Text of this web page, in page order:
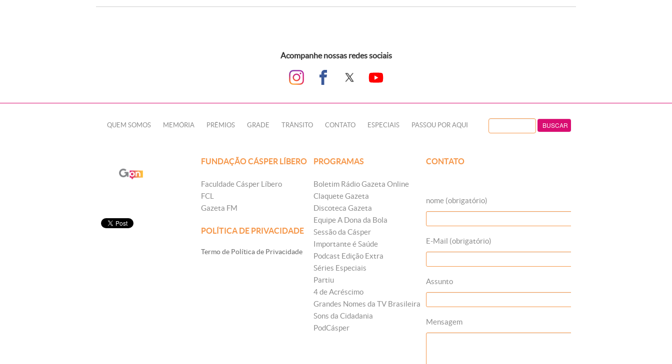
Acompanhe nossas redes sociais
QUEM SOMOS MEMÓRIA PRÊMIOS GRADE TRÂNSITO CONTATO ESPECIAIS PASSOU POR AQUI
FUNDAÇÃO CÁSPER LÍBERO
Faculdade Cásper Líbero
FCL
Gazeta FM
POLÍTICA DE PRIVACIDADE
Termo de Política de Privacidade
PROGRAMAS
Boletim Rádio Gazeta Online
Claquete Gazeta
Discoteca Gazeta
Equipe A Dona da Bola
Sessão da Cásper
Importante é Saúde
Podcast Edição Extra
Séries Especiais
Partiu
4 de Acréscimo
Grandes Nomes da TV Brasileira
Sons da Cidadania
PodCásper
CONTATO
nome (obrigatório)
E-Mail (obrigatório)
Assunto
Mensagem